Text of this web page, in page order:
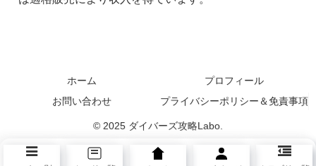
ホーム
プロフィール
お問い合わせ
プライバシーポリシー＆免責事項
© 2025 ダイバーズ攻略Labo.